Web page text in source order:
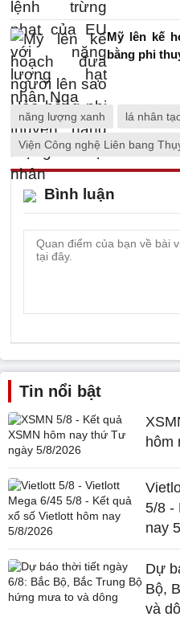
Mỹ lên kế
bằng phi
năng lượng xanh lá nhân
Viện Công nghệ Liên bang
Bình luận
Tin nổi bật
hôm
5/8 -
nay
Dự
Bộ,
và